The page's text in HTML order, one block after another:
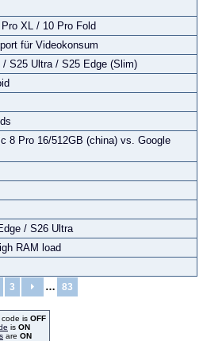
XL / 10 Pro Fold
für Videokonsum
S25 Ultra / S25 Edge (Slim)
8 Pro 16/512GB (china) vs. Google
/ S26 Ultra
RAM load
3 … 83
code is OFF
is ON
are ON